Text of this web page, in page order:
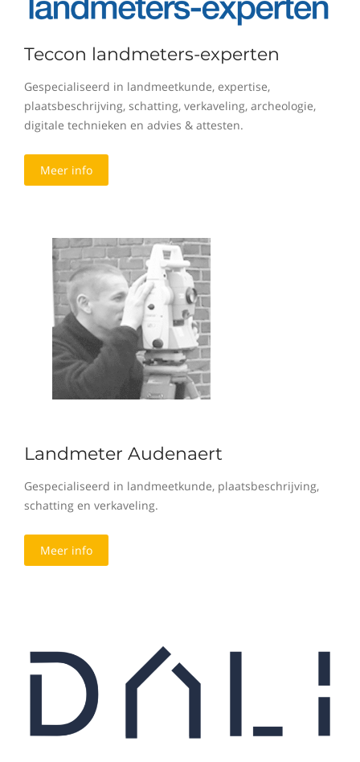
Teccon landmeters-experten
Gespecialiseerd in landmeetkunde, expertise,
plaatsbeschrijving, schatting, verkaveling, archeologie,
digitale technieken en advies & attesten.
Meer info
Landmeter Audenaert
Gespecialiseerd in landmeetkunde, plaatsbeschrijving,
schatting en verkaveling.
Meer info